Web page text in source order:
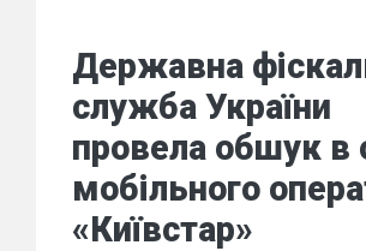
Державна
служба України
провела обшук в
мобільного
«Київстар»